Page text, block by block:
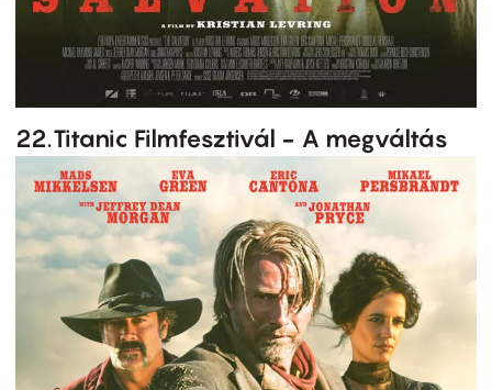
22.Titanic Filmfesztivál - A megváltás